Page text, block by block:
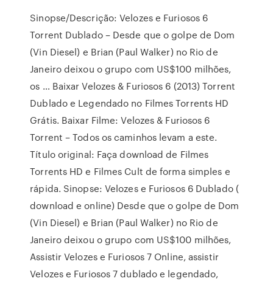
Sinopse/Descrição: Velozes e Furiosos 6
Torrent Dublado – Desde que o golpe de Dom
(Vin Diesel) e Brian (Paul Walker) no Rio de
Janeiro deixou o grupo com US$100 milhões,
os … Baixar Velozes & Furiosos 6 (2013) Torrent
Dublado e Legendado no Filmes Torrents HD
Grátis. Baixar Filme: Velozes & Furiosos 6
Torrent – Todos os caminhos levam a este.
Título original: Faça download de Filmes
Torrents HD e Filmes Cult de forma simples e
rápida. Sinopse: Velozes e Furiosos 6 Dublado (
download e online) Desde que o golpe de Dom
(Vin Diesel) e Brian (Paul Walker) no Rio de
Janeiro deixou o grupo com US$100 milhões,
Assistir Velozes e Furiosos 7 Online, assistir
Velozes e Furiosos 7 dublado e legendado,